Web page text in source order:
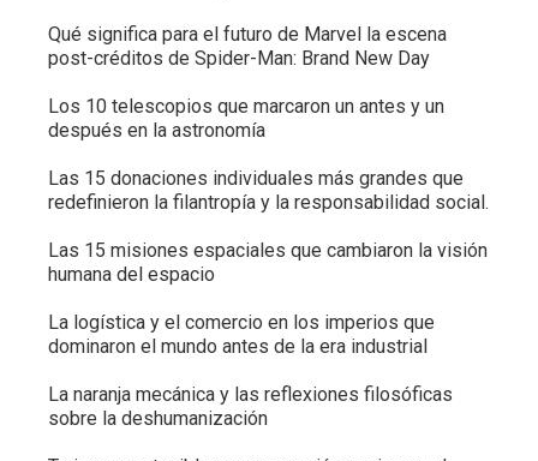
Qué significa para el futuro de Marvel la escena
post-créditos de Spider-Man: Brand New Day
Los 10 telescopios que marcaron un antes y un
después en la astronomía
Las 15 donaciones individuales más grandes que
redefinieron la filantropía y la responsabilidad social.
Las 15 misiones espaciales que cambiaron la visión
humana del espacio
La logística y el comercio en los imperios que
dominaron el mundo antes de la era industrial
La naranja mecánica y las reflexiones filosóficas
sobre la deshumanización